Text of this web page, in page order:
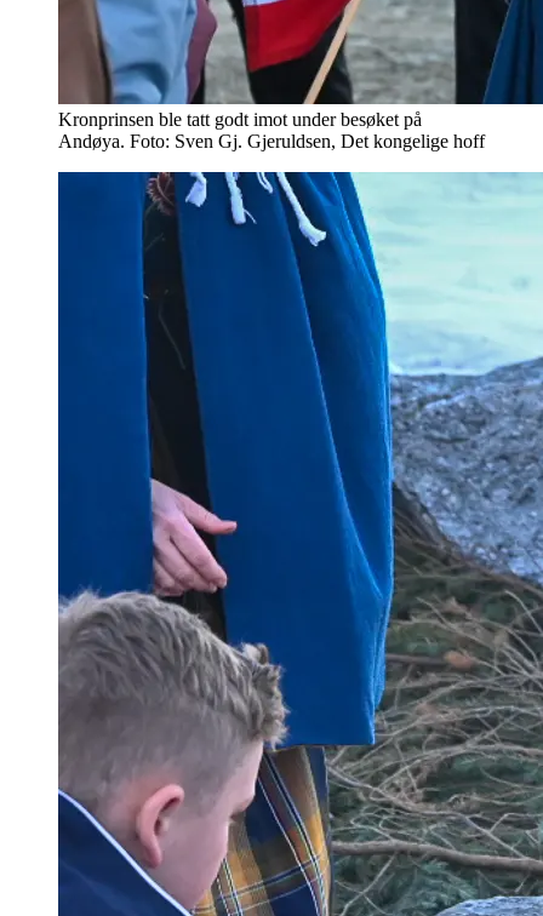
Kronprinsen ble tatt godt imot under besøket på
Andøya. Foto: Sven Gj. Gjeruldsen, Det kongelige hoff